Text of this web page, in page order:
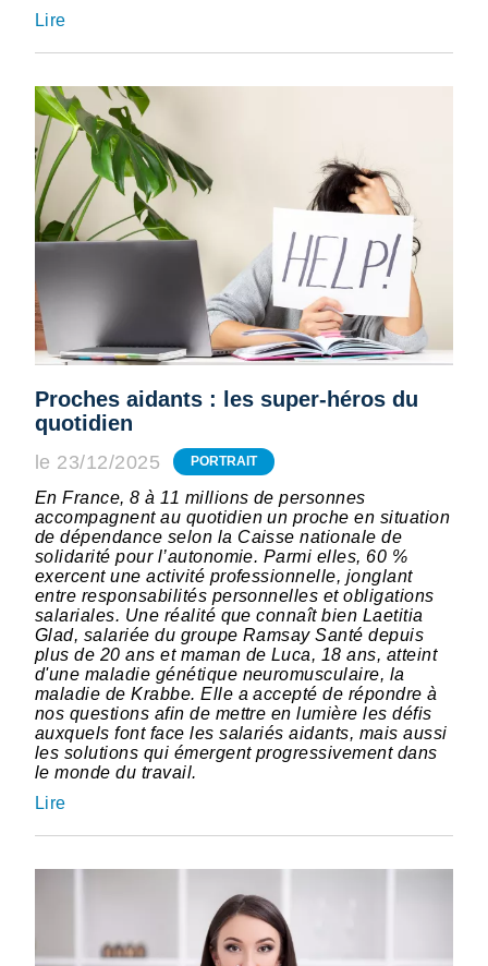
Lire
Proches aidants : les super-héros du
quotidien
le 23/12/2025 PORTRAIT
En France, 8 à 11 millions de personnes
accompagnent au quotidien un proche en situation
de dépendance selon la Caisse nationale de
solidarité pour l’autonomie. Parmi elles, 60 %
exercent une activité professionnelle, jonglant
entre responsabilités personnelles et obligations
salariales. Une réalité que connaît bien Laetitia
Glad, salariée du groupe Ramsay Santé depuis
plus de 20 ans et maman de Luca, 18 ans, atteint
d'une maladie génétique neuromusculaire, la
maladie de Krabbe. Elle a accepté de répondre à
nos questions afin de mettre en lumière les défis
auxquels font face les salariés aidants, mais aussi
les solutions qui émergent progressivement dans
le monde du travail.
Lire